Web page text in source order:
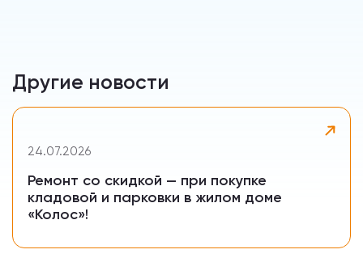
Другие новости
24.07.2026
Ремонт со скидкой — при покупке
кладовой и парковки в жилом доме
«Колос»!